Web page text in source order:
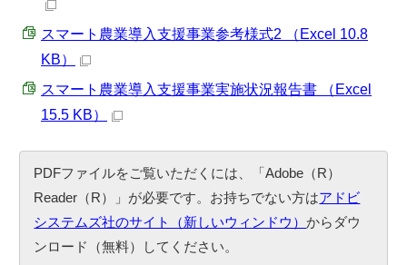
スマート農業導入支援事業参考様式2 （Excel 10.8
KB）
スマート農業導入支援事業実施状況報告書 （Excel
15.5 KB）
PDFファイルをご覧いただくには、「Adobe（R）
Reader（R）」が必要です。お持ちでない方はアドビ
システムズ社のサイト（新しいウィンドウ）からダウ
ンロード（無料）してください。